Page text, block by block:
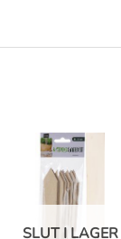
SLUT I LAGER